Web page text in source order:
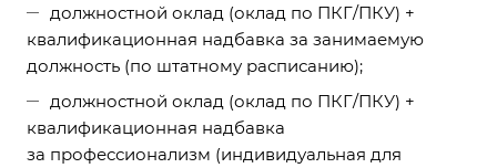
должностной оклад (оклад по ПКГ/ПКУ) +
квалификационная надбавка за занимаемую
должность (по штатному расписанию);
должностной оклад (оклад по ПКГ/ПКУ) +
квалификационная надбавка
за профессионализм (индивидуальная для